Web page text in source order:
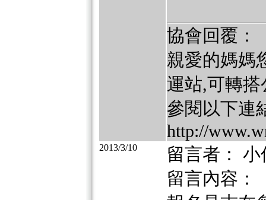
協會回覆：
親愛的媽媽
運站,可轉
參閱以下連
http://
2013/3/10
留言者： 小
留言內容：